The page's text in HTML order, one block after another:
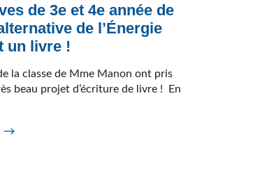
de 3e et 4e année de
de l’Énergie
un livre !
la classe de Mme Manon ont pris
beau projet d’écriture de livre ! En